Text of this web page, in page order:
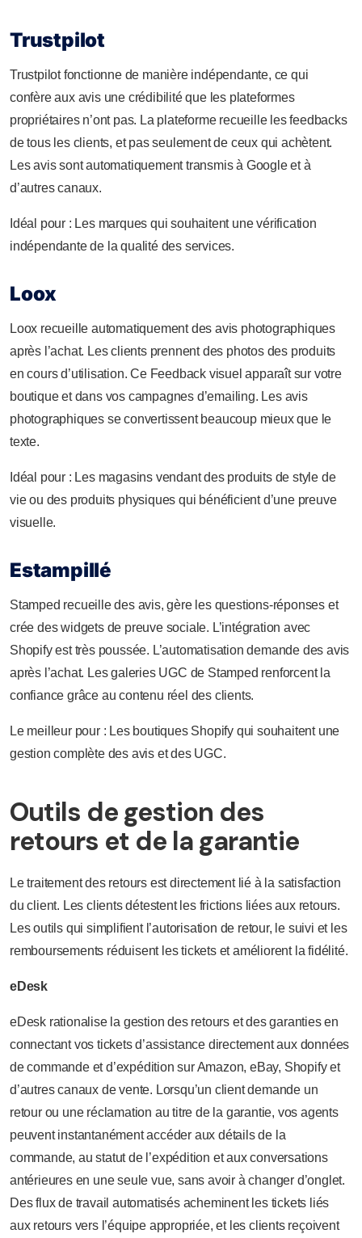
Trustpilot
Trustpilot fonctionne de manière indépendante, ce qui
confère aux avis une crédibilité que les plateformes
propriétaires n’ont pas. La plateforme recueille les feedbacks
de tous les clients, et pas seulement de ceux qui achètent.
Les avis sont automatiquement transmis à Google et à
d’autres canaux.
Idéal pour : Les marques qui souhaitent une vérification
indépendante de la qualité des services.
Loox
Loox recueille automatiquement des avis photographiques
après l’achat. Les clients prennent des photos des produits
en cours d’utilisation. Ce Feedback visuel apparaît sur votre
boutique et dans vos campagnes d’emailing. Les avis
photographiques se convertissent beaucoup mieux que le
texte.
Idéal pour : Les magasins vendant des produits de style de
vie ou des produits physiques qui bénéficient d’une preuve
visuelle.
Estampillé
Stamped recueille des avis, gère les questions-réponses et
crée des widgets de preuve sociale. L’intégration avec
Shopify est très poussée. L’automatisation demande des avis
après l’achat. Les galeries UGC de Stamped renforcent la
confiance grâce au contenu réel des clients.
Le meilleur pour : Les boutiques Shopify qui souhaitent une
gestion complète des avis et des UGC.
Outils de gestion des
retours et de la garantie
Le traitement des retours est directement lié à la satisfaction
du client. Les clients détestent les frictions liées aux retours.
Les outils qui simplifient l’autorisation de retour, le suivi et les
remboursements réduisent les tickets et améliorent la fidélité.
eDesk
eDesk rationalise la gestion des retours et des garanties en
connectant vos tickets d’assistance directement aux données
de commande et d’expédition sur Amazon, eBay, Shopify et
d’autres canaux de vente. Lorsqu’un client demande un
retour ou une réclamation au titre de la garantie, vos agents
peuvent instantanément accéder aux détails de la
commande, au statut de l’expédition et aux conversations
antérieures en une seule vue, sans avoir à changer d’onglet.
Des flux de travail automatisés acheminent les tickets liés
aux retours vers l’équipe appropriée, et les clients reçoivent